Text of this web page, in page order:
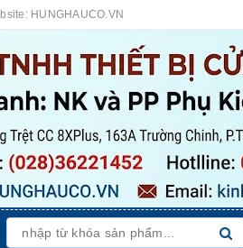
HUNGHAUCO.VN